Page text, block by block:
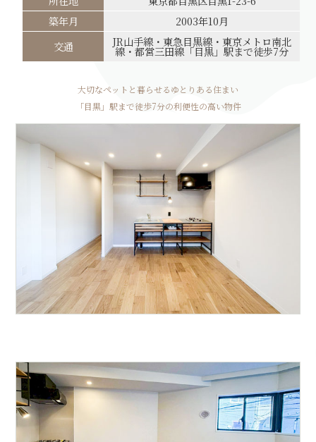
築年月
2003年10月
交通
JR山手線・東急目黒線・東京メトロ南北
線・都営三田線「目黒」駅まで徒歩7分
大切なペットと暮らせるゆとりある住まい
「目黒」駅まで徒歩7分の利便性の高い物件